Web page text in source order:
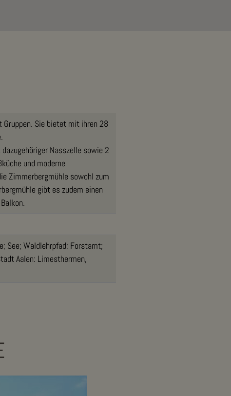
Sie bietet mit ihren 28
Nasszelle sowie 2
und moderne
Zimmerbergmühle sowohl zum
gibt es zudem einen
See; Waldlehrpfad; Forstamt;
Aalen: Limesthermen,